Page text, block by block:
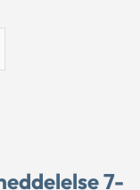
7-